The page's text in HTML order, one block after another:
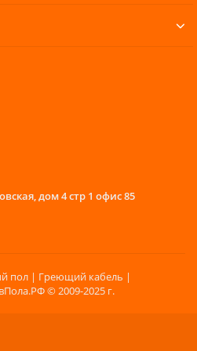
устройство
можно заказать
необходимо только
который подойдет
техническими
покупку,
с
обратить внимание, что
оптимальный
который не отнимет
Среди своих аналогов
– самое мощное
дом 4 стр 1 офис 85
пол | Греющий кабель |
© 2009-2025 г.